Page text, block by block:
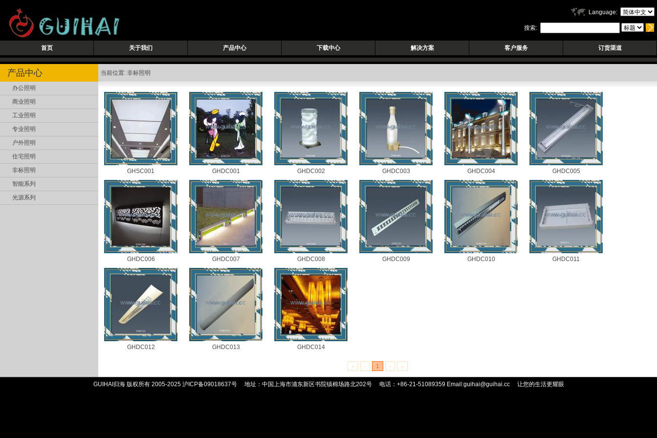
Language:
搜索:
首页 关于我们 产品中心 下载中心 解决方案 客户服务 订货渠道
当前位置: 非标照明
GHSC001 GHDC001 GHDC002 GHDC003 GHDC004 GHDC005
GHDC006 GHDC007 GHDC008 GHDC009 GHDC010 GHDC011
GHDC012 GHDC013 GHDC014
« ‹ 1 › »
产品中心
办公照明
商业照明
工业照明
专业照明
户外照明
住宅照明
非标照明
智能系列
光源系列
GUIHAI归海 版权所有 2005-2025 沪ICP备09018637号 地址：中国上海市浦东新区书院镇棉场路北202号 电话：+86-21-51089359 Email:guihai@guihai.cc 让您的生活更耀眼